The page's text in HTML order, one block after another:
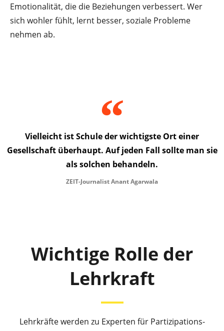
Emotionalität, die die Beziehungen verbessert. Wer
sich wohler fühlt, lernt besser, soziale Probleme
nehmen ab.
Vielleicht ist Schule der wichtigste Ort einer
Gesellschaft überhaupt. Auf jeden Fall sollte man sie
als solchen behandeln.
ZEIT-Journalist Anant Agarwala
Wichtige Rolle der
Lehrkraft
Lehrkräfte werden zu Experten für Partizipations-